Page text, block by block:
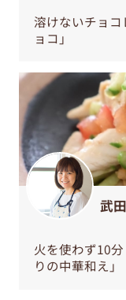
溶けないチョ
ョコ」
武
火を使わず10
りの中華和え」